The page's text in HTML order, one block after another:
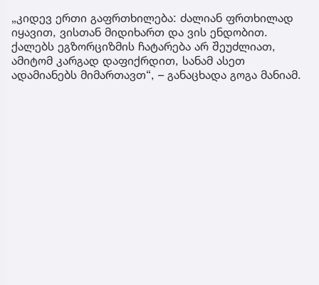
„კიდევ ერთი გაფრთხილება: ძალიან ფრთხილად
იყავით, ვისთან მიდიხართ და ვის ენდობით.
ქალებს ეგზორციზმის ჩატარება არ შეუძლიათ,
ამიტომ კარგად დაფიქრდით, სანამ ასეთ
ადამიანებს მიმართავთ“, – განაცხადა გოგა მანიამ.